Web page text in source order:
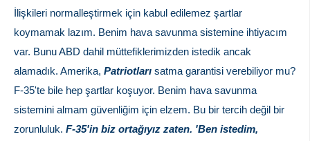
İlişkileri normalleştirmek için kabul edilemez şartlar
koymamak lazım. Benim hava savunma sistemine ihtiyacım
var. Bunu ABD dahil müttefiklerimizden istedik ancak
alamadık. Amerika, Patriotları satma garantisi verebiliyor mu?
F-35'te bile hep şartlar koşuyor. Benim hava savunma
sistemini almam güvenliğim için elzem. Bu bir tercih değil bir
zorunluluk. F-35'in biz ortağıyız zaten. 'Ben istedim,